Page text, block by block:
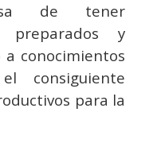
de tener
preparados y
conocimientos
consiguiente
para la